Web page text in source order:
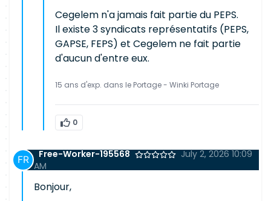
Cegelem n'a jamais fait partie du PEPS.
Il existe 3 syndicats représentatifs (PEPS,
GAPSE, FEPS) et Cegelem ne fait partie
d'aucun d'entre eux.
15 ans d'exp. dans le Portage - Winki Portage
0
Free-Worker-195568
July 2, 2026 10:09
AM
Bonjour,